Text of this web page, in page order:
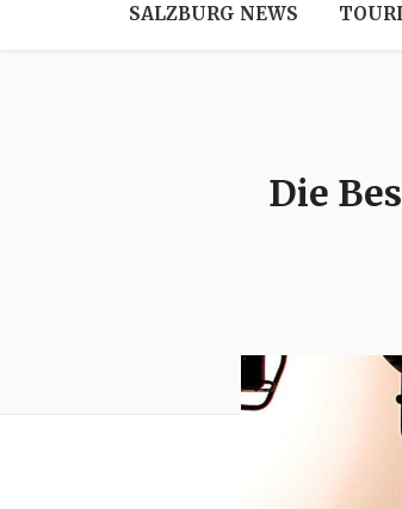
SALZBURG NEWS
Die